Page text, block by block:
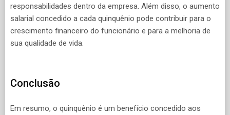
responsabilidades dentro da empresa. Além disso, o aumento
salarial concedido a cada quinquênio pode contribuir para o
crescimento financeiro do funcionário e para a melhoria de
sua qualidade de vida.
Conclusão
Em resumo, o quinquênio é um benefício concedido aos